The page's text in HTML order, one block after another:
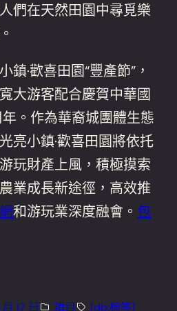
們在天然田園中尋覓樂
鎮·歡喜田園“豐產節”，
大游客配合慶賀中華國
。作為華裔城團體生態
亮小鎮·歡喜田園將依托
玩財產上風，積極摸索
業成長新途徑，高效推
和游玩業深度融會。 包
17 日 項目 [db:标签]